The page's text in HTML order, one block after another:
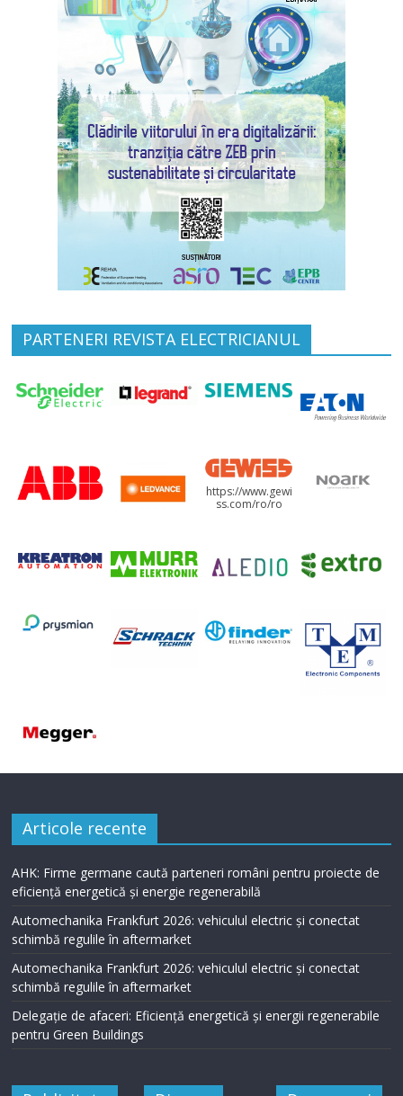
PARTENERI REVISTA ELECTRICIANUL
https://www.gewi
ss.com/ro/ro
Articole recente
AHK: Firme germane caută parteneri români pentru proiecte de
eficiență energetică și energie regenerabilă
Automechanika Frankfurt 2026: vehiculul electric și conectat
schimbă regulile în aftermarket
Automechanika Frankfurt 2026: vehiculul electric și conectat
schimbă regulile în aftermarket
Delegație de afaceri: Eficiență energetică și energii regenerabile
pentru Green Buildings